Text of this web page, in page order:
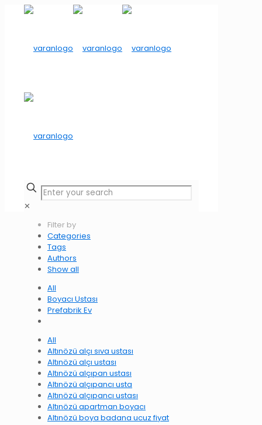
✕
Filter by
Categories
Tags
Authors
Show all
All
Boyacı Ustası
Prefabrik Ev
All
Altınözü alçı sıva ustası
Altınözü alçı ustası
Altınözü alçıpan ustası
Altınözü alçıpancı usta
Altınözü alçıpancı ustası
Altınözü apartman boyacı
Altınözü boya badana ucuz fiyat